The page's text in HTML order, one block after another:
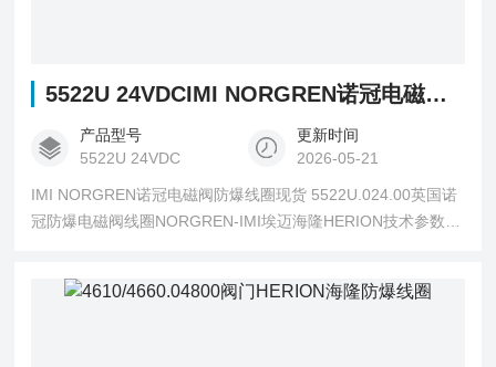
5522U 24VDCIMI NORGREN诺冠电磁阀防爆线圈现货
产品型号
5522U 24VDC
更新时间
2026-05-21
IMI NORGREN诺冠电磁阀防爆线圈现货 5522U.024.00英国诺
冠防爆电磁阀线圈NORGREN-IMI埃迈海隆HERION技术参数简
地中国、货期现货、 诺冠(NORGREN)-1925年-由草图变现